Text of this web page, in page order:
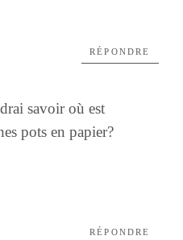
savoir où est
pots en papier?
RÉPONDRE
RÉPONDRE